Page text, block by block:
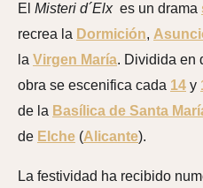
El Misteri d´Elxes un drama
recrea la Dormición,
la Virgen María. Dividida en
obra se escenifica cada 14 y
de la Basílica de Santa
de Elche (Alicante).
La festividad ha recibido